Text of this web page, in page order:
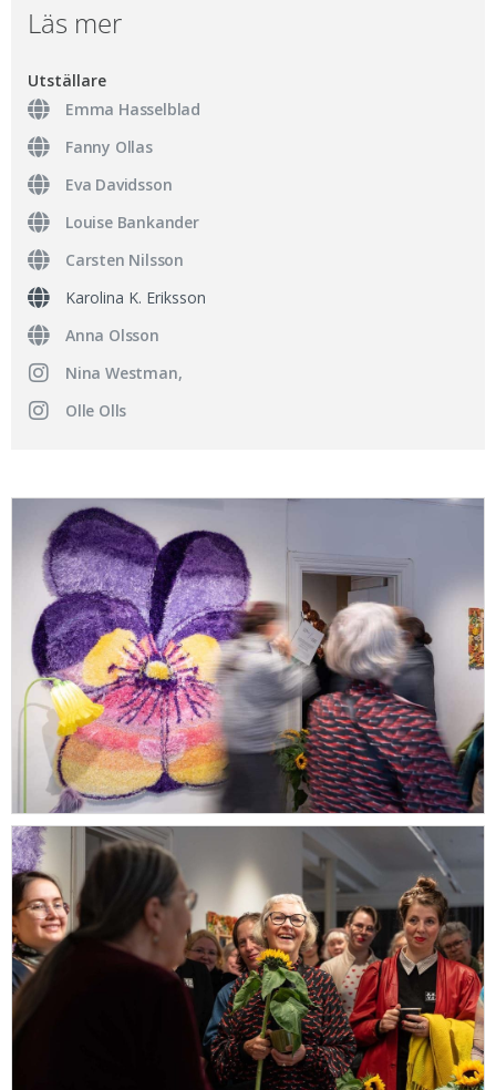
Läs mer
Utställare
Emma Hasselblad
Fanny Ollas
Eva Davidsson
Louise Bankander
Carsten Nilsson
Karolina K. Eriksson
Anna Olsson
Nina Westman,
Olle Olls